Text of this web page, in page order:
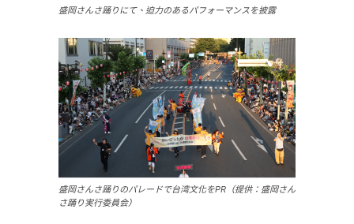
盛岡さんさ踊りにて、迫力のあるパフォーマンスを披露
盛岡さんさ踊りのパレードで台湾文化をPR（提供：盛岡さん
さ踊り実行委員会）